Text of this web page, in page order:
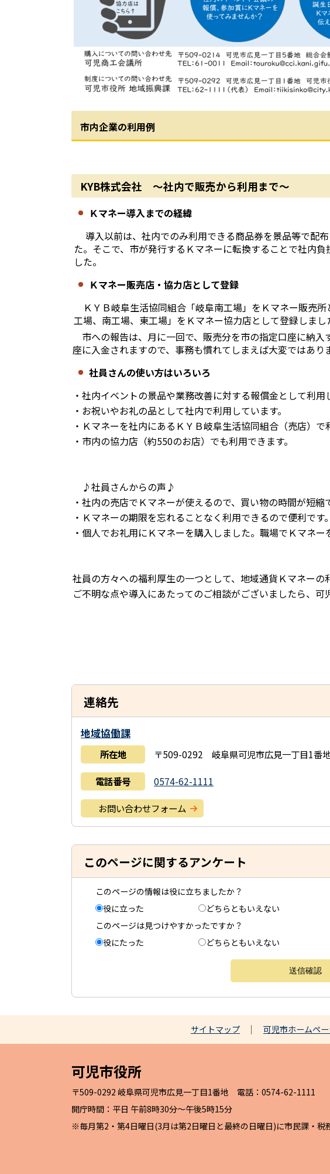
市内企業の利用例
KYB株式会社 ～社内で販売から利用まで～
Ｋマネー導入までの経緯
導入以前は、社内でのみ利用できる商品券を景品等で配
た。そこで、市が発行するＫマネーに転換することで社内
した。
Ｋマネー販売店・協力店として登録
ＫＹＢ岐阜生活協同組合「岐阜南工場」をＫマネー販売
工場、南工場、東工場」をＫマネー協力店として登録しまし
市への報告は、月に一回で、販売分を市の指定口座に納
座に入金されますので、事務も慣れてしまえば大変ではあり
社員さんの使い方はいろいろ
・社内イベントの景品や業務改善に対する報償金として利用
・お祝いやお礼の品として社内で利用しています。
・Ｋマネーを社内にあるＫＹＢ岐阜生活協同組合（売店）で
・市内の協力店（約550のお店）でも利用できます。
♪社員さんからの声♪
・社内の売店でＫマネーが使えるので、買い物の時間が短縮
・Ｋマネーの期限を忘れることなく利用できるので便利です
・個人でお礼用にＫマネーを購入しました。職場でＫマネー
社員の方々への福利厚生の一つとして、地域通貨Ｋマネーの
ご不明な点や導入にあたってのご相談がございましたら、
連絡先
地域協働課
所在地 〒509-0292 岐阜県可児市広見一丁目1番
電話番号 0574-62-1111
お問い合わせフォーム
このページに関するアンケート
このページの情報は役に立ちましたか？
役に立った
どちらともいえない
このページは見つけやすかったですか？
役にたった
どちらともいえない
サイトマップ 可児市ホームペ
可児市役所
〒509-0292 岐阜県可児市広見一丁目1番地 電話：0574-62-1111
開庁時間：平日 午前8時30分～午後5時15分
※毎月第2・第4日曜日(3月は第2日曜日と最終の日曜日)に市民課・税